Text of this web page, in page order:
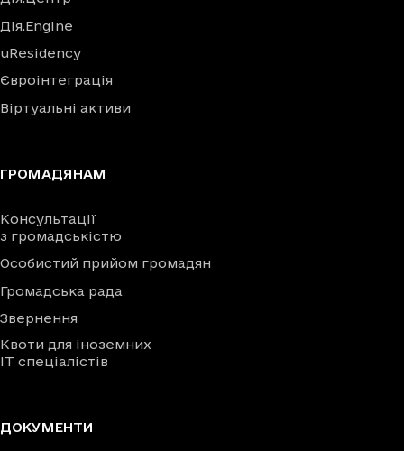
Дія.Engine
uResidency
Євроінтеграція
Віртуальні активи
ГРОМАДЯНАМ
Консультації
з громадськістю
Особистий прийом громадян
Громадська рада
Звернення
Квоти для іноземних
IT спеціалістів
ДОКУМЕНТИ